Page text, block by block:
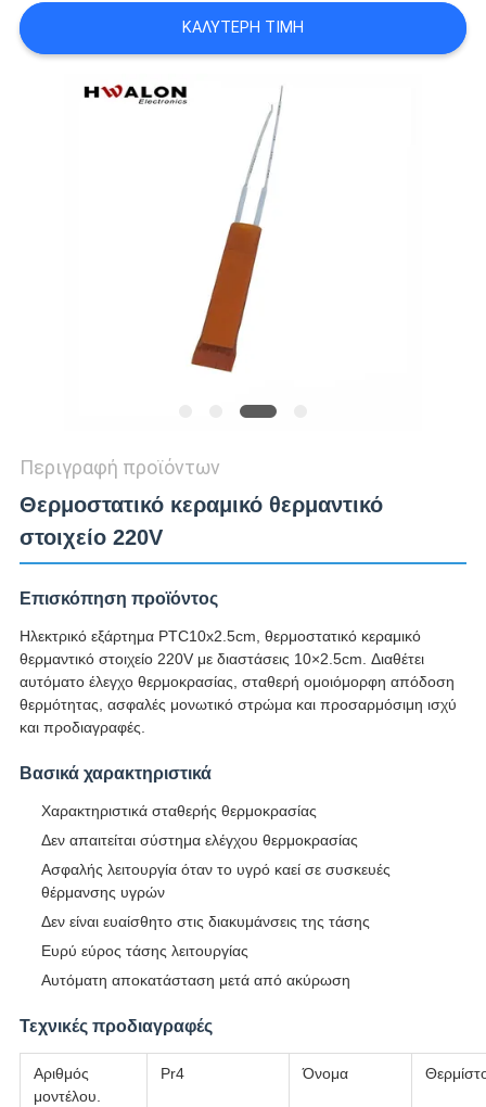
ΚΑΛΎΤΕΡΗ ΤΙΜΉ
Περιγραφή προϊόντων
Θερμοστατικό κεραμικό θερμαντικό
στοιχείο 220V
Επισκόπηση προϊόντος
Ηλεκτρικό εξάρτημα PTC10x2.5cm, θερμοστατικό κεραμικό
θερμαντικό στοιχείο 220V με διαστάσεις 10×2.5cm. Διαθέτει
αυτόματο έλεγχο θερμοκρασίας, σταθερή ομοιόμορφη απόδοση
θερμότητας, ασφαλές μονωτικό στρώμα και προσαρμόσιμη ισχύ
και προδιαγραφές.
Βασικά χαρακτηριστικά
Χαρακτηριστικά σταθερής θερμοκρασίας
Δεν απαιτείται σύστημα ελέγχου θερμοκρασίας
Ασφαλής λειτουργία όταν το υγρό καεί σε συσκευές
θέρμανσης υγρών
Δεν είναι ευαίσθητο στις διακυμάνσεις της τάσης
Ευρύ εύρος τάσης λειτουργίας
Αυτόματη αποκατάσταση μετά από ακύρωση
Τεχνικές προδιαγραφές
Αριθμός
μοντέλου.
Pr4 Όνομα